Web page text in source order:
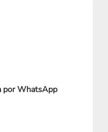
por WhatsApp